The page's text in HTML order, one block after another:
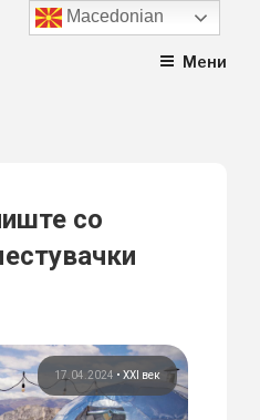
Мени
со
17.04.2024 • XXI век
Macedonian